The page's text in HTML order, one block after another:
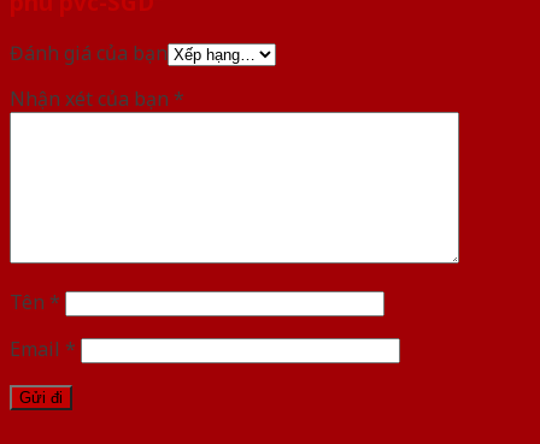
Đánh giá của bạn
Nhận xét của bạn *
Tên *
Email *